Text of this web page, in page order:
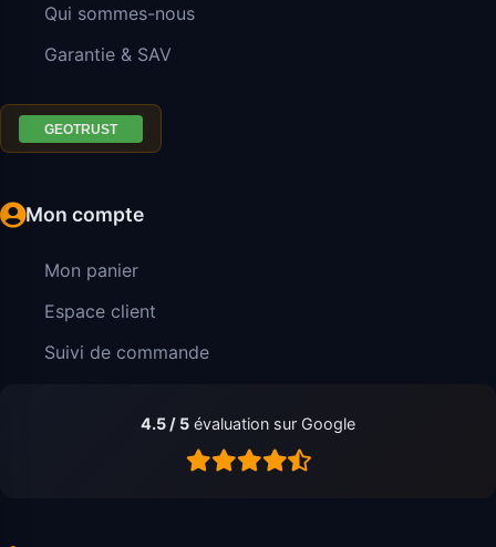
Qui sommes-nous
Garantie & SAV
Mon compte
Mon panier
Espace client
Suivi de commande
4.5 / 5 évaluation sur Google